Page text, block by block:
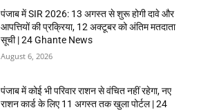
पंजाब में SIR 2026: 13 अगस्त से शुरू होगी दावे और
आपत्तियों की प्रक्रिया, 12 अक्टूबर को अंतिम मतदाता
सूची | 24 Ghante News
August 6, 2026
पंजाब में कोई भी परिवार राशन से वंचित नहीं रहेगा, नए
राशन कार्ड के लिए 11 अगस्त तक खुला पोर्टल | 24